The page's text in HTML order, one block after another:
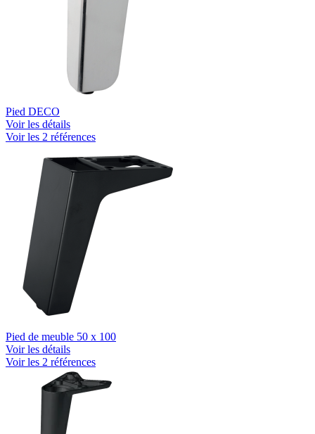
Pied DECO
Voir les détails
Voir les 2 références
Pied de meuble 50 x 100
Voir les détails
Voir les 2 références